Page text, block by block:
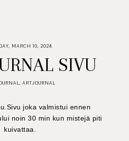
MARCH 10, 2024
SIVU
, ARTJOURNAL
joka valmistui ennen
noin 30 min kun mistejä piti
kuivattaa.